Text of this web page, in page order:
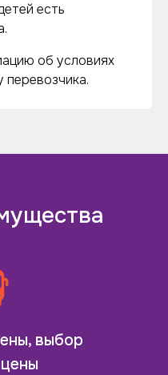
есть
об условиях
выбор